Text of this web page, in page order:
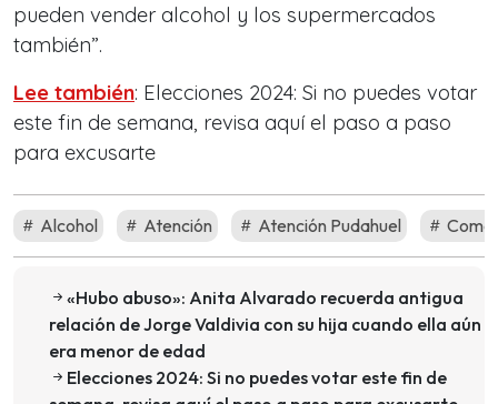
pueden vender alcohol y los supermercados
también”.
Lee también: Elecciones 2024: Si no puedes votar
este fin de semana, revisa aquí el paso a paso
para excusarte
Alcohol Atención Atención Pudahuel
«Hubo abuso»: Anita Alvarado recuerda antigua
relación de Jorge Valdivia con su hija cuando ella aún
era menor de edad
Elecciones 2024: Si no puedes votar este fin de